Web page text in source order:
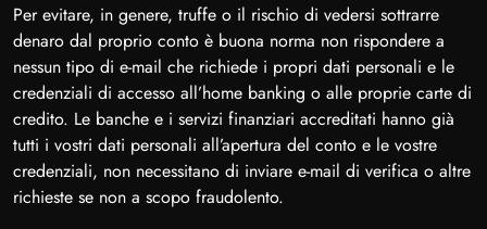
Per evitare, in genere, truffe o il rischio di vedersi sottrarre
denaro dal proprio conto è buona norma non rispondere a
nessun tipo di e-mail che richiede i propri dati personali e le
credenziali di accesso all’home banking o alle proprie carte di
credito. Le banche e i servizi finanziari accreditati hanno già
tutti i vostri dati personali all’apertura del conto e le vostre
credenziali, non necessitano di inviare e-mail di verifica o altre
richieste se non a scopo fraudolento.